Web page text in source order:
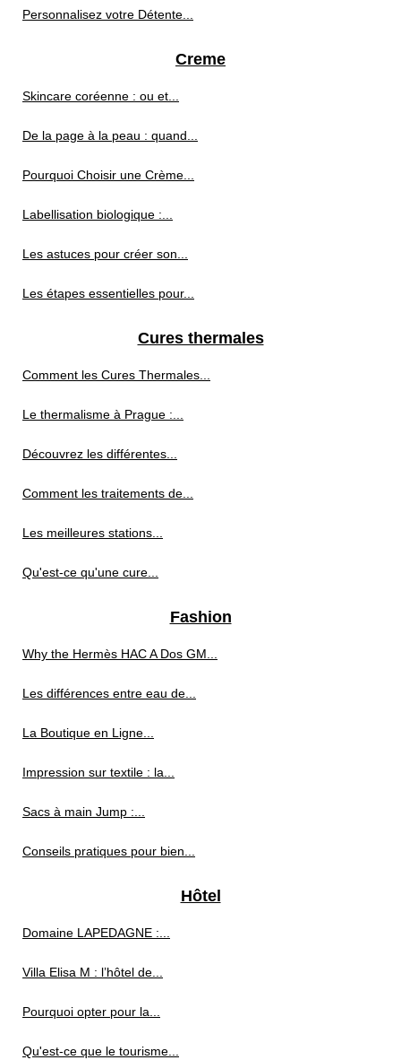
Personnalisez votre Détente...
Creme
Skincare coréenne : ou et...
De la page à la peau : quand...
Pourquoi Choisir une Crème...
Labellisation biologique :...
Les astuces pour créer son...
Les étapes essentielles pour...
Cures thermales
Comment les Cures Thermales...
Le thermalisme à Prague :...
Découvrez les différentes...
Comment les traitements de...
Les meilleures stations...
Qu'est-ce qu'une cure...
Fashion
Why the Hermès HAC A Dos GM...
Les différences entre eau de...
La Boutique en Ligne...
Impression sur textile : la...
Sacs à main Jump :...
Conseils pratiques pour bien...
Hôtel
Domaine LAPEDAGNE :...
Villa Elisa M : l’hôtel de...
Pourquoi opter pour la...
Qu'est-ce que le tourisme...